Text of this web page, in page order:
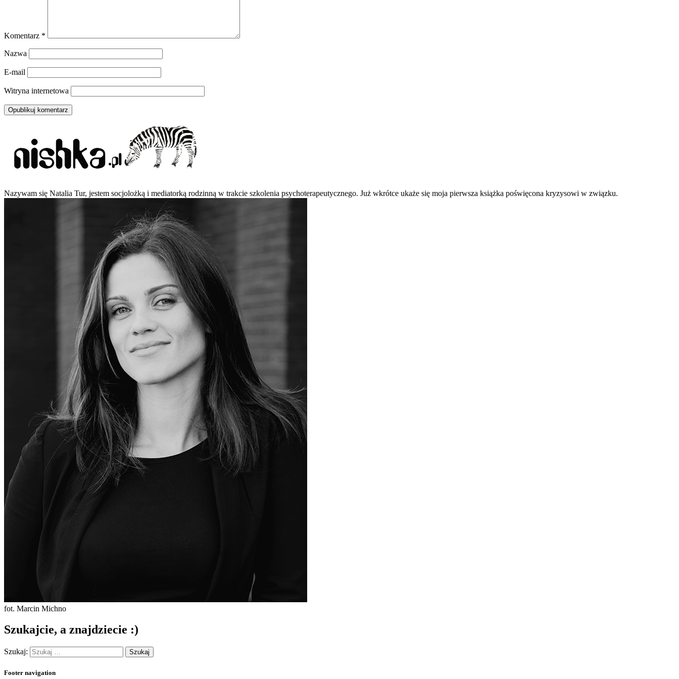
Komentarz *
Nazwa
E-mail
Witryna internetowa
Nazywam się Natalia Tur, jestem socjolożką i mediatorką rodzinną w trakcie szkolenia psychoterapeutycznego. Już wkrótce ukaże się moja pierwsza książka poświęcona kryzysowi w związku.
fot. Marcin Michno
Szukajcie, a znajdziecie :)
Szukaj:
Footer navigation